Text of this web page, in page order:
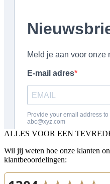
ALLES VOOR EEN
Wil jij weten hoe onze klanten
klantbeoordelingen: